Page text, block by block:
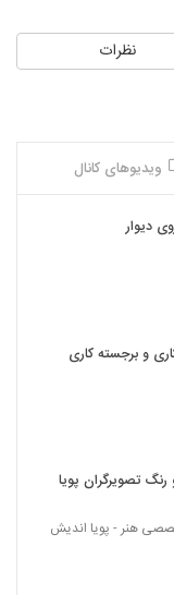
نظرات
ویدیوهای کانال
دیوار
و برجسته کاری
تصویرگران پویا
هنر - پویا اندیش